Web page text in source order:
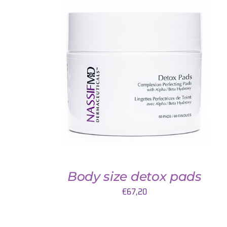
TOEVOEGEN AAN WINKELWAGEN DETAILS
Body size detox pads
€67,20